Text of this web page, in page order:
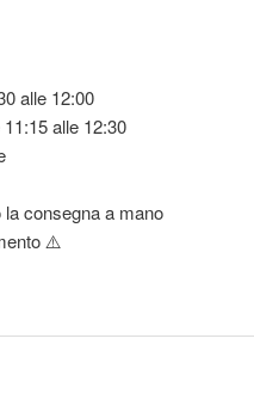
alle 12:00
alle 12:30
la consegna a mano
⚠️